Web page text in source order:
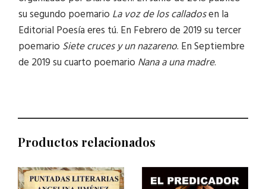
su segundo poemario La voz de los calladosen la
Editorial Poesía eres tú. En Febrero de 2019 su tercer
poemario Siete cruces y un nazareno. En Septiembre
de 2019 su cuarto poemario Nana a una madre.
Productos relacionados